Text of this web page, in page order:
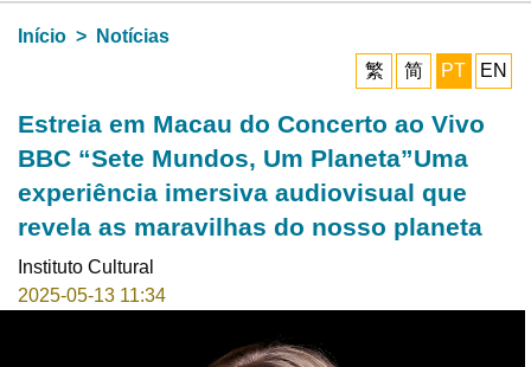
Início
Notícias
繁
简 PT EN
Estreia em Macau do Concerto ao Vivo
BBC “Sete Mundos, Um Planeta”Uma
experiência imersiva audiovisual que
revela as maravilhas do nosso planeta
Instituto Cultural
2025-05-13 11:34